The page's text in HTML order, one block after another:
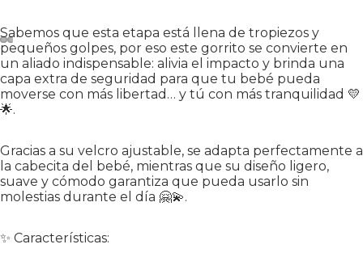
Sabemos que esta etapa está llena de tropiezos y
pequeños golpes, por eso este gorrito se convierte en
un aliado indispensable: alivia el impacto y brinda una
capa extra de seguridad para que tu bebé pueda
moverse con más libertad… y tú con más tranquilidad 💛
🌟.
Gracias a su velcro ajustable, se adapta perfectamente a
la cabecita del bebé, mientras que su diseño ligero,
suave y cómodo garantiza que pueda usarlo sin
molestias durante el día 🤗💫.
✨ Características: